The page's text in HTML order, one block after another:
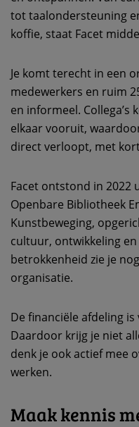
tot taalondersteuning
koffie, staat Facet
Je komt terecht in een
medewerkers en ruim
en informeel. Collega’s
elkaar vooruit,
direct verloopt, met
Facet ontstond in 2022
Openbare Bibliotheek
Kunstbeweging,
cultuur, ontwikkeling
betrokkenheid zie je
organisatie.
De financiële afdeling
Daardoor krijg je niet
denk je ook actief mee
werken.
Maak kennis